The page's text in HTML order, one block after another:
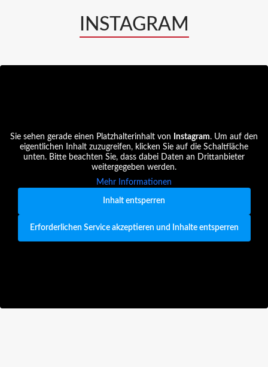
INSTAGRAM
Sie sehen gerade einen Platzhalterinhalt von Instagram. Um auf den
eigentlichen Inhalt zuzugreifen, klicken Sie auf die Schaltfläche
unten. Bitte beachten Sie, dass dabei Daten an Drittanbieter
weitergegeben werden.
Mehr Informationen
Inhalt entsperren
Erforderlichen Service akzeptieren und Inhalte entsperren